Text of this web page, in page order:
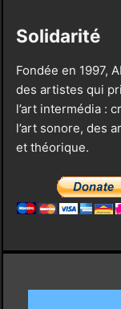
Solidarité
Fondée en 1997,
des artistes qui
l’art intermédia :
l’art sonore, des
et théorique.